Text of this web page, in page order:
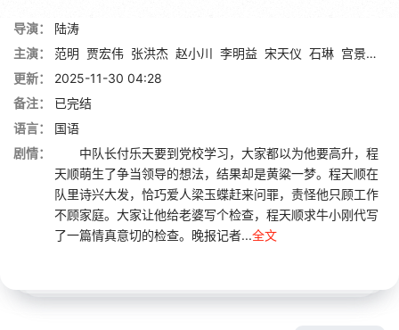
导演：
陆涛
主演：
范明 贾宏伟 张洪杰 赵小川 李明益 宋天仪 石琳 宫景华
更新：
2025-11-30 04:28
备注：
已完结
语言：
国语
剧情：
中队长付乐天要到党校学习，大家都以为他要高升，程
天顺萌生了争当领导的想法，结果却是黄粱一梦。程天顺在
队里诗兴大发，恰巧爱人梁玉蝶赶来问罪，责怪他只顾工作
不顾家庭。大家让他给老婆写个检查，程天顺求牛小刚代写
了一篇情真意切的检查。晚报记者...全文